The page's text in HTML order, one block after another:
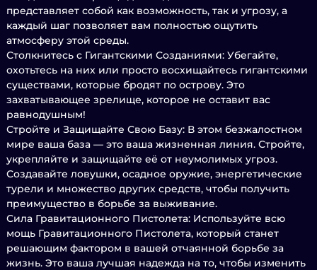
представляет собой как возможность, так и угрозу, а
каждый шаг позволяет вам полностью ощутить
атмосферу этой среды.
Столкнитесь с Гигантскими Созданиями: Убегайте,
охотьтесь на них или просто восхищайтесь гигантскими
существами, которые бродят по острову. Это
захватывающее зрелище, которое не оставит вас
равнодушным!
Стройте и Защищайте Свою Базу: В этом безжалостном
мире ваша база — это ваша жизненная линия. Стройте,
укрепляйте и защищайте её от неумолимых угроз.
Создавайте ловушки, осадное оружие, энергетические
турели и множество других средств, чтобы получить
преимущество в борьбе за выживание.
Сила Гравитационного Пистолета: Используйте всю
мощь Гравитационного Пистолета, который станет
решающим фактором в вашей отчаянной борьбе за
жизнь. Это ваша лучшая надежда на то, чтобы изменить